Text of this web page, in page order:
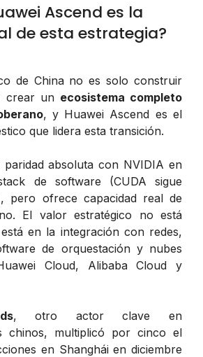
Ascend es la
de esta estrategia?
de China no es solo construir
crear un ecosistema completo
, y Huawei Ascend es el
que lidera esta transición.
paridad absoluta con NVIDIA en
de software (CUDA sigue
pero ofrece capacidad real de
El valor estratégico no está
en la integración con redes,
de orquestación y nubes
Cloud, Alibaba Cloud y
, otro actor clave en
chinos, multiplicó por cinco el
en Shanghái en diciembre